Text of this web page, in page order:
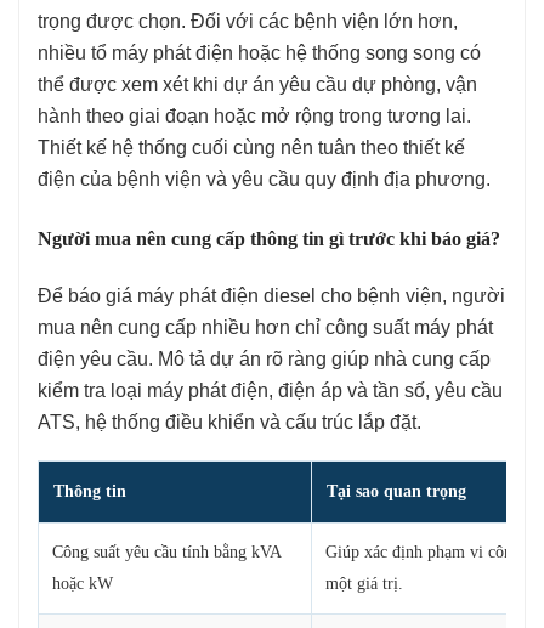
trọng được chọn. Đối với các bệnh viện lớn hơn,
nhiều tổ máy phát điện hoặc hệ thống song song có
thể được xem xét khi dự án yêu cầu dự phòng, vận
hành theo giai đoạn hoặc mở rộng trong tương lai.
Thiết kế hệ thống cuối cùng nên tuân theo thiết kế
điện của bệnh viện và yêu cầu quy định địa phương.
Người mua nên cung cấp thông tin gì trước khi báo giá?
Để báo giá máy phát điện diesel cho bệnh viện, người
mua nên cung cấp nhiều hơn chỉ công suất máy phát
điện yêu cầu. Mô tả dự án rõ ràng giúp nhà cung cấp
kiểm tra loại máy phát điện, điện áp và tần số, yêu cầu
ATS, hệ thống điều khiển và cấu trúc lắp đặt.
Thông tin Tại sao quan trọng
Công suất yêu cầu tính bằng kVA
hoặc kW
Giúp xác định phạm vi công
một giá trị.